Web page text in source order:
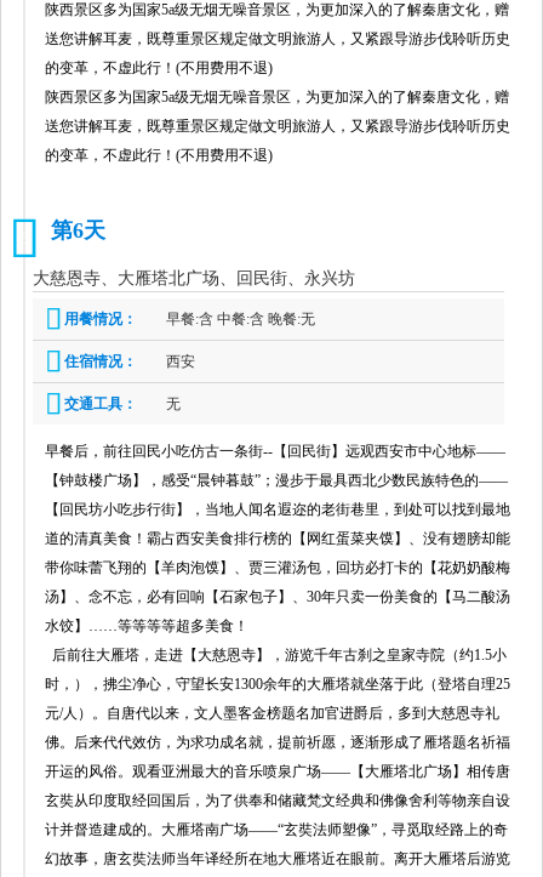
陕西景区多为国家5a级无烟无噪音景区，为更加深入的了解秦唐文化，赠
送您讲解耳麦，既尊重景区规定做文明旅游人，又紧跟导游步伐聆听历史
的变革，不虚此行！(不用费用不退)
陕西景区多为国家5a级无烟无噪音景区，为更加深入的了解秦唐文化，赠
送您讲解耳麦，既尊重景区规定做文明旅游人，又紧跟导游步伐聆听历史
的变革，不虚此行！(不用费用不退)
第6天
大慈恩寺、大雁塔北广场、回民街、永兴坊
用餐情况： 早餐:含 中餐:含 晚餐:无
住宿情况： 西安
交通工具： 无
早餐后，前往回民小吃仿古一条街--【回民街】远观西安市中心地标——
【钟鼓楼广场】，感受“晨钟暮鼓”；漫步于最具西北少数民族特色的——
【回民坊小吃步行街】，当地人闻名遐迩的老街巷里，到处可以找到最地
道的清真美食！霸占西安美食排行榜的【网红蛋菜夹馍】、没有翅膀却能
带你味蕾飞翔的【羊肉泡馍】、贾三灌汤包，回坊必打卡的【花奶奶酸梅
汤】、念不忘，必有回响【石家包子】、30年只卖一份美食的【马二酸汤
水饺】……等等等等超多美食！
后前往大雁塔，走进【大慈恩寺】，游览千年古刹之皇家寺院（约1.5小
时，），拂尘净心，守望长安1300余年的大雁塔就坐落于此（登塔自理25
元/人）。自唐代以来，文人墨客金榜题名加官进爵后，多到大慈恩寺礼
佛。后来代代效仿，为求功成名就，提前祈愿，逐渐形成了雁塔题名祈福
开运的风俗。观看亚洲最大的音乐喷泉广场——【大雁塔北广场】相传唐
玄奘从印度取经回国后，为了供奉和储藏梵文经典和佛像舍利等物亲自设
计并督造建成的。大雁塔南广场——“玄奘法师塑像”，寻觅取经路上的奇
幻故事，唐玄奘法师当年译经所在地大雁塔近在眼前。离开大雁塔后游览